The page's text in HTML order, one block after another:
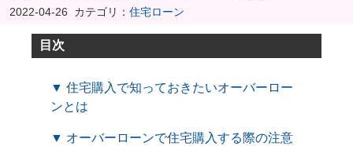
2022-04-26 カテゴリ： 住宅ローン
目次
▼ 住宅購入で知っておきたいオーバーロー
ンとは
▼ オーバーローンで住宅購入する際の注意